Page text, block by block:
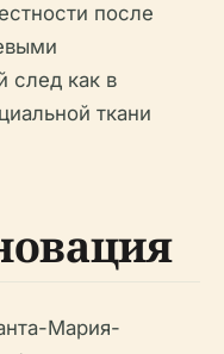
после
след как в
ткани
Мария-